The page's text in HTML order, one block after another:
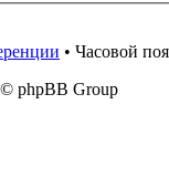
• Часовой
phpBB Group